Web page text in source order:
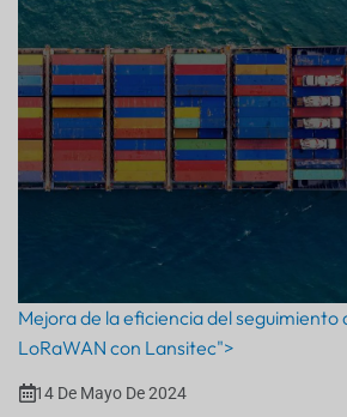
Mejora de la eficiencia del
LoRaWAN con Lansitec">
14 De Mayo De 2024